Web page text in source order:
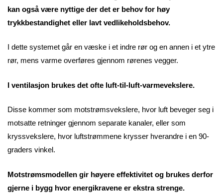
kan også være nyttige der det er behov for høy
trykkbestandighet eller lavt vedlikeholdsbehov.
I dette systemet går en væske i et indre rør og en annen i et ytre
rør, mens varme overføres gjennom rørenes vegger.
I ventilasjon brukes det ofte luft-til-luft-varmevekslere.
Disse kommer som motstrømsvekslere, hvor luft beveger seg i
motsatte retninger gjennom separate kanaler, eller som
kryssvekslere, hvor luftstrømmene krysser hverandre i en 90-
graders vinkel.
Motstrømsmodellen gir høyere effektivitet og brukes derfor
gjerne i bygg hvor energikravene er ekstra strenge.